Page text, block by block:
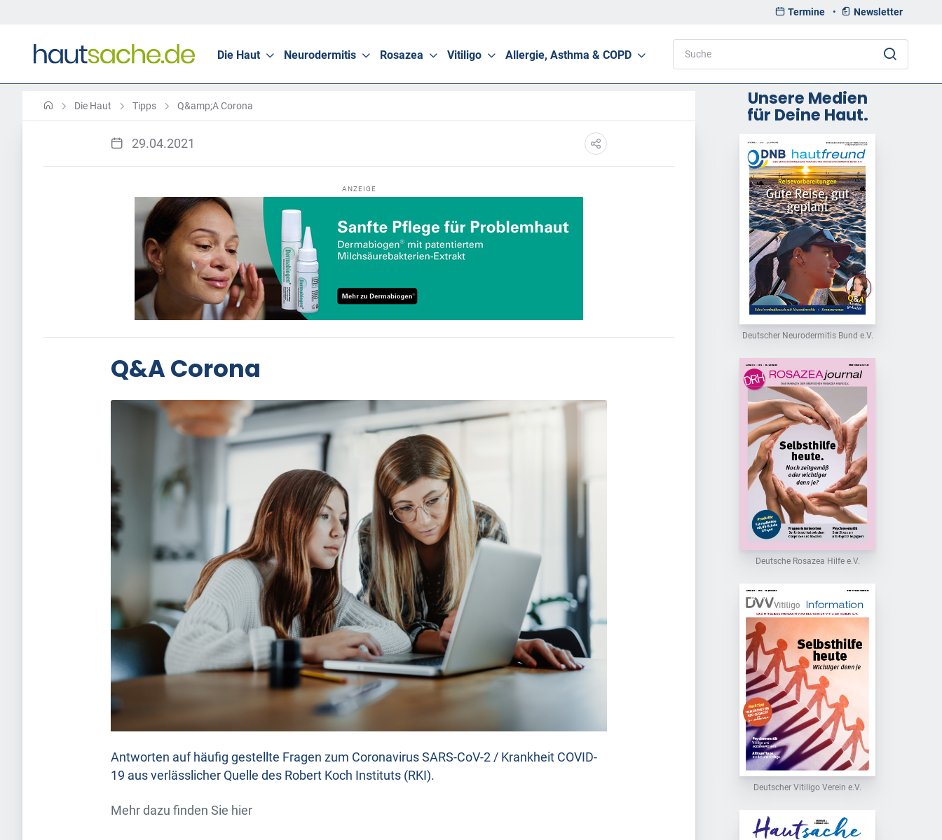
Termine • Newsletter
Die Haut Neurodermitis Rosazea Vitiligo Allergie, Asthma & COPD
Die Haut Tipps Q&amp;A Corona
29.04.2021
ANZEIGE
Q&A Corona
Antworten auf häufig gestellte Fragen zum Coronavirus SARS-CoV-2 / Krankheit COVID-
19 aus verlässlicher Quelle des Robert Koch Instituts (RKI).
Mehr dazu finden Sie hier
Unsere Medien
für Deine Haut.
Deutscher Neurodermitis Bund e.V.
Deutsche Rosazea Hilfe e.V.
Deutscher Vitiligo Verein e.V.